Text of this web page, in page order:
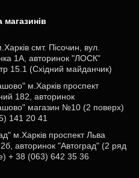
смт. Пісочин, вул.
1А, авторинок "ЛОСК"
15.1 (Східний майданчик)
м.Харків проспект
182, авторинок
магазин №10 (2 поверх)
141 20 41
м.Харків проспект Льва
авторинок "Автоград" (2 ряд
+ 38 (063) 642 35 36